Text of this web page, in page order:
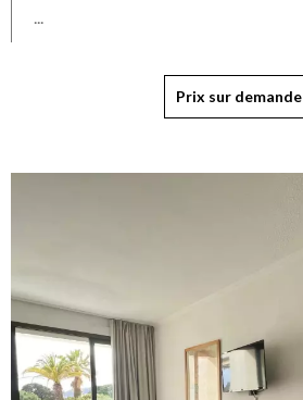
...
Prix sur demande